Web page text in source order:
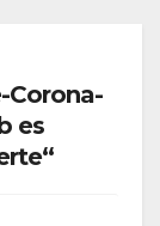
Corona-
es